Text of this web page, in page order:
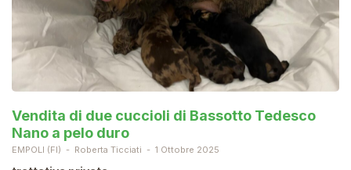
Vendita di due cuccioli di Bassotto Tedesco
Nano a pelo duro
EMPOLI (FI) Roberta Ticciati 1 Ottobre 2025